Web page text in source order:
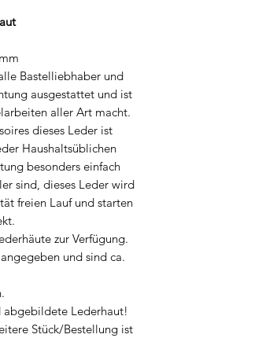
Bastelliebhaber und
ausgestattet und ist
aller Art macht.
dieses Leder ist
Haushaltsüblichen
besonders einfach
sind, dieses Leder wird
freien Lauf und starten
zur Verfügung.
und sind ca.
abgebildete Lederhaut!
Stück/Bestellung ist